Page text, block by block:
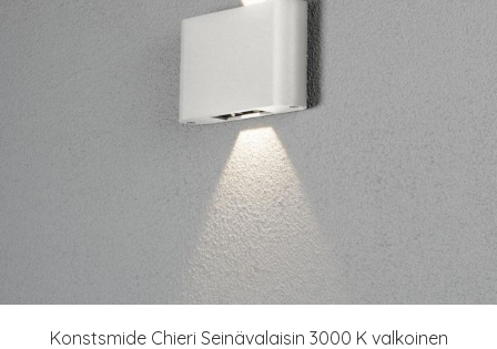
Konstsmide Chieri Seinävalaisin 3000 K valkoinen